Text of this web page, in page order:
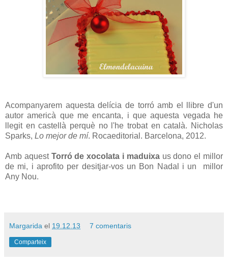
Acompanyarem aquesta delícia de torró amb el llibre d'un
autor americà que me encanta, i que aquesta vegada he
llegit en castellà perquè no l'he trobat en català. Nicholas
Sparks, Lo mejor de mí. Rocaeditorial. Barcelona, 2012.
Amb aquest Torró de xocolata i maduixaus dono el millor
de mi, i aprofito per desitjar-vos un Bon Nadal i un millor
Any Nou.
Margarida el 19.12.13 7 comentaris
Comparteix